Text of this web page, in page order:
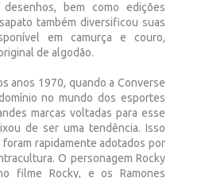
bem como edições
também diversificou suas
em camurça e couro,
de algodão.
anos 1970, quando a Converse
no mundo dos esportes
marcas voltadas para esse
de ser uma tendência. Isso
rapidamente adotados por
O personagem Rocky
filme Rocky, e os Ramones